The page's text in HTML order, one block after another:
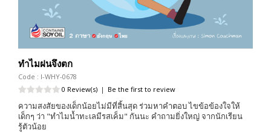
ทำไมฝนจึงตก
Code : I-WHY-0678
0 Review(s) | Be the first to review
ความสงสัยของเด็กน้อยไม่มีที่สิ้นสุด ร่วมหาคำตอบ ไขข้อข้องใจให้
เด็กๆ ว่า "ทำไมน้ำทะเลมีรสเค็ม" กันนะ คำถามยิ่งใหญ่ จากนักเรียน
รู้ตัวน้อย